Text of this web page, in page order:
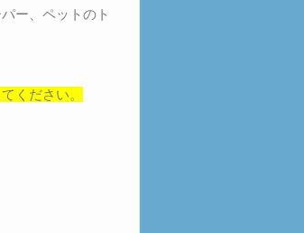
ー、ペットのト
ください。